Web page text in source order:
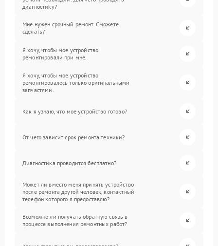
диагностику?
Мне нужен срочный ремонт. Сможете
сделать?
Я хочу, чтобы мое устройство
ремонтировали при мне.
Я хочу, чтобы мое устройство
ремонтировалось только оригинальными
запчастями.
Как я узнаю, что мое устройство готово?
От чего зависит срок ремонта техники?
Диагностика проводится бесплатно?
Может ли вместо меня принять устройство
после ремонта другой человек, контактный
телефон которого я предоставлю?
Возможно ли получать обратную связь в
процессе выполнения ремонтных работ?